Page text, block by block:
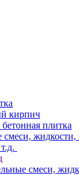
кирпич
плитка
смеси, жидкости,
смеси,